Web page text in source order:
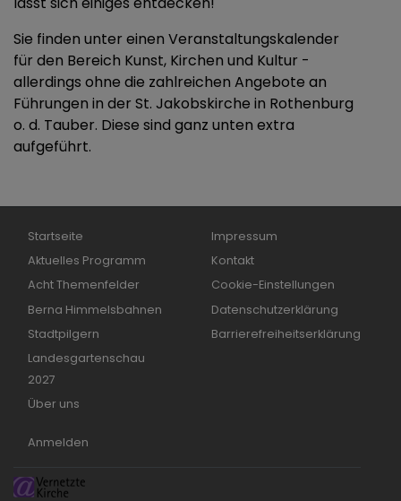
Sie finden unter einen Veranstaltungskalender
für den Bereich Kunst, Kirchen und Kultur -
allerdings ohne die zahlreichen Angebote an
Führungen in der St. Jakobskirche in Rothenburg
o. d. Tauber. Diese sind ganz unten extra
aufgeführt.
Hauptnavigation
Startseite
Aktuelles Programm
Acht Themenfelder
Berna Himmelsbahnen
Stadtpilgern
Landesgartenschau
2027
Über uns
Fußbereichsmenü
Impressum
Kontakt
Cookie-Einstellungen
Datenschutzerklärung
Barrierefreiheitserklärung
Benutzermenü
Anmelden